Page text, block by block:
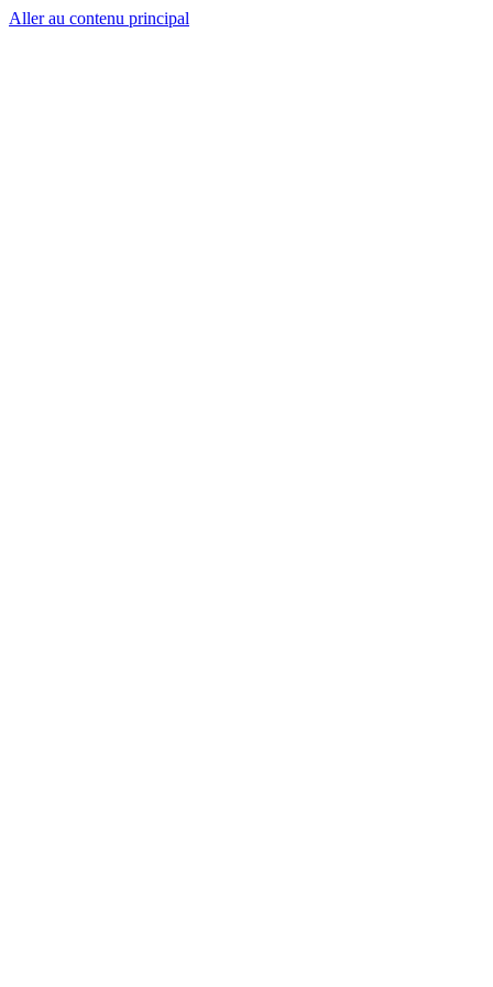
Aller au contenu principal